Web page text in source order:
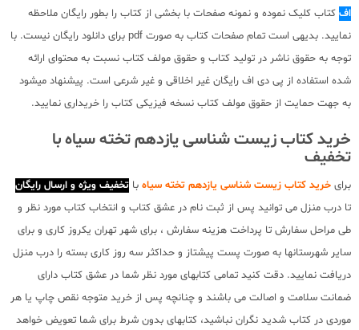
اف کتاب کلیک نموده و نمونه صفحات با بخشی از کتاب را بطور رایگان ملاحظه
نمایید. بدیهی است تمام صفحات کتاب به صورت pdf برای دانلود رایگان نیست. با
توجه به حقوق ناشر در تولید کتاب و حقوق مولف کتاب نسبت به محتوای ارائه
شده استفاده از پی دی اف رایگان غیر اخلاقی و غیر شرعی است. پیشنهاد میشود
به جهت حمایت از حقوق مولف کتاب نسخه فیزیکی کتاب را خریداری نمایید.
خرید کتاب زیست شناسی یازدهم تخته سیاه با
تخفیف
برای خرید کتاب زیست شناسی یازدهم تخته سیاه با تخفیف ویژه و ارسال رایگان
تا درب منزل می توانید پس از ثبت نام در عشق کتاب و انتخاب کتاب مورد نظر و
طی مراحل سفارش تا پرداخت هزینه سفارش ، برای شهر تهران یکروز کاری و برای
سایر شهرستانها به صورت پست پیشتاز و حداکثر سه روز کاری بسته را درب منزل
دریافت نمایید. دقت کنید تمامی کتابهای مورد نظر شما در عشق کتاب دارای
ضمانت سلامت و اصالت می باشند و چنانچه پس از خرید متوجه نقص چاپ یا هر
موردی در کتاب شدید نگران نباشید، کتابهای بدون شرط برای شما تعویض خواهد